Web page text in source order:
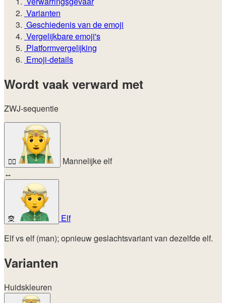
Varianten
Geschiedenis van de emoji
Vergelijkbare emoji's
Platformvergelijking
Emoji-details
Wordt vaak verward met
ZWJ-sequentie
🧝‍♂️
Mannelijke elf
↔
🧝
Elf
Elf vs elf (man); opnieuw geslachtsvariant van dezelfde elf.
Varianten
Huidskleuren